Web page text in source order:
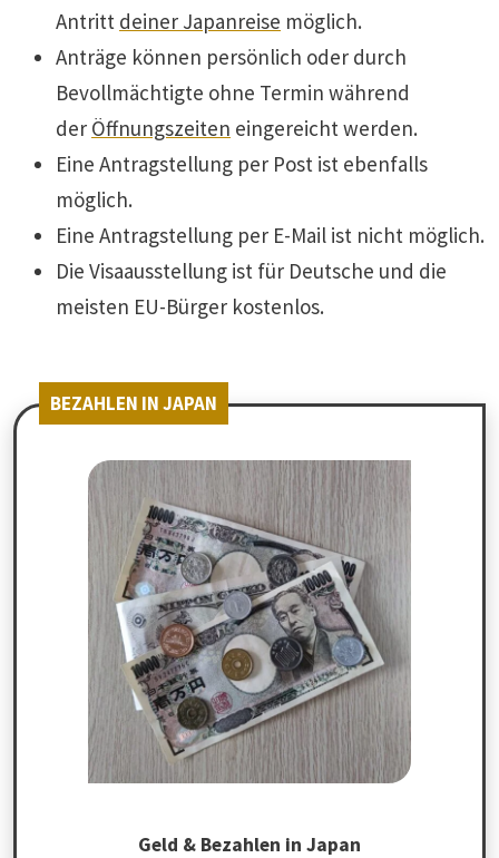
Antritt deiner Japanreise möglich.
Anträge können persönlich oder durch
Bevollmächtigte ohne Termin während
der Öffnungszeiten eingereicht werden.
Eine Antragstellung per Post ist ebenfalls
möglich.
Eine Antragstellung per E-Mail ist nicht möglich.
Die Visaausstellung ist für Deutsche und die
meisten EU-Bürger kostenlos.
BEZAHLEN IN JAPAN
Geld & Bezahlen in Japan